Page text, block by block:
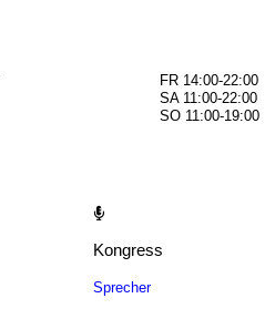
FR 14:00-22:00
SA 11:00-22:00
SO 11:00-19:00
Kongress
Sprecher